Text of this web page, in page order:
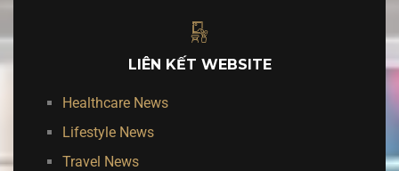
LIÊN KẾT WEBSITE
Healthcare News
Lifestyle News
Travel News